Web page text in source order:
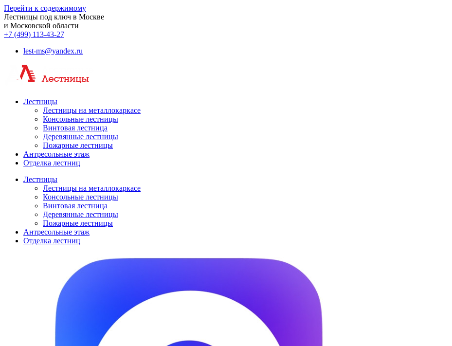
Перейти к содержимому
Лестницы под ключ в Москве
и Московской области
+7 (499) 113-43-27
lest-ms@yandex.ru
Лестницы
Лестницы на металлокаркасе
Консольные лестницы
Винтовая лестница
Деревянные лестницы
Пожарные лестницы
Антресольные этаж
Отделка лестниц
Лестницы
Лестницы на металлокаркасе
Консольные лестницы
Винтовая лестница
Деревянные лестницы
Пожарные лестницы
Антресольные этаж
Отделка лестниц